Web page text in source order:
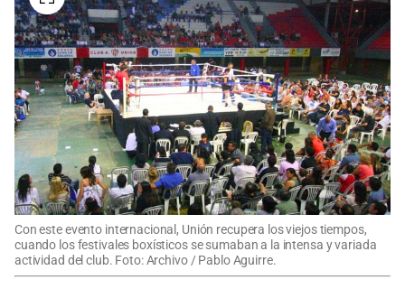
Con este evento internacional, Unión recupera los viejos tiempos,
cuando los festivales boxísticos se sumaban a la intensa y variada
actividad del club. Foto: Archivo / Pablo Aguirre.